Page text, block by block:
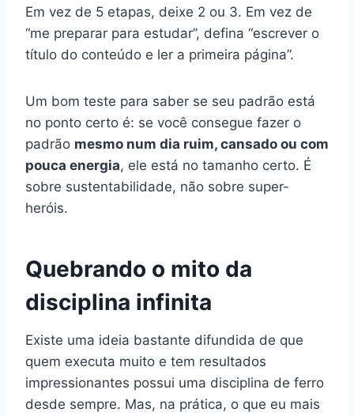
Em vez de 5 etapas, deixe 2 ou 3. Em vez de
“me preparar para estudar”, defina “escrever o
título do conteúdo e ler a primeira página”.
Um bom teste para saber se seu padrão está
no ponto certo é: se você consegue fazer o
padrão mesmo num dia ruim, cansado ou com
pouca energia, ele está no tamanho certo. É
sobre sustentabilidade, não sobre super-
heróis.
Quebrando o mito da
disciplina infinita
Existe uma ideia bastante difundida de que
quem executa muito e tem resultados
impressionantes possui uma disciplina de ferro
desde sempre. Mas, na prática, o que eu mais